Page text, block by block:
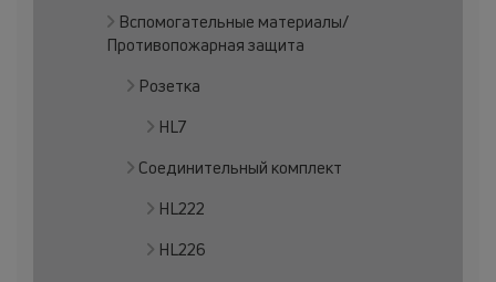
Вспомогательные материалы/
Противопожарная защита
Розетка
HL7
Соединительный комплект
HL222
HL226